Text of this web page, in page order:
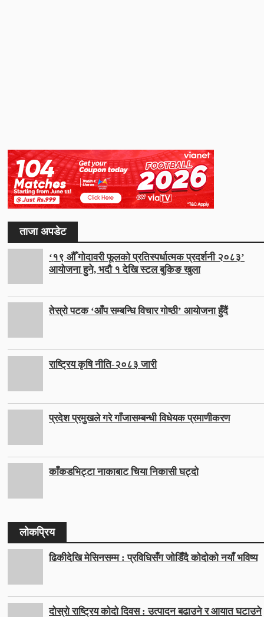
ताजा अपडेट
‘१९ औँ गोदावरी फूलको प्रतिस्पर्धात्मक प्रदर्शनी २०८३’
आयोजना हुने, भदौ १ देखि स्टल बुकिङ खुला
तेस्रो पटक ‘आँप सम्बन्धि विचार गोष्ठी’ आयोजना हुँदैं
राष्ट्रिय कृषि नीति-२०८३ जारी
प्रदेश प्रमुखले गरे गाँजासम्बन्धी विधेयक प्रमाणीकरण
काँकडभिट्टा नाकाबाट चिया निकासी घट्दो
लोकप्रिय
ढिकीदेखि मेसिनसम्म : प्रविधिसँग जोडिँदै कोदोको नयाँ भविष्य
दोस्रो राष्ट्रिय कोदो दिवस : उत्पादन बढाउने र आयात घटाउने